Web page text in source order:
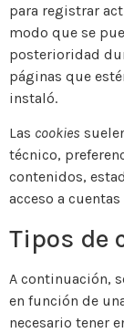
para registrar
modo que se
posterioridad
páginas que
instaló.
Las cookies
técnico,
contenidos,
acceso a
Tipos de
A continuación,
en función de
necesario tener